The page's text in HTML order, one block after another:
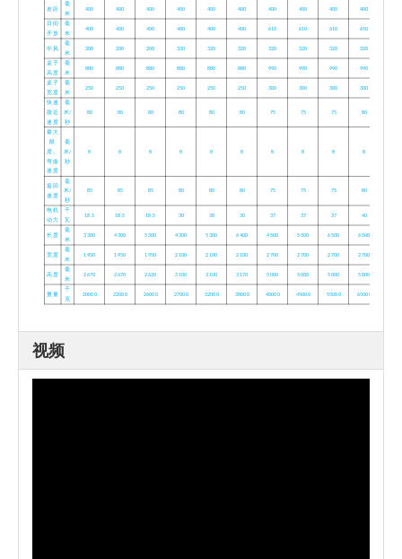
差距
毫
米
400 400 400 400 400 400 400 400 400 400
日间
开放
毫
米
400 400 400 400 400 400 610 610 610 650
中风
毫
米
200 200 200 320 320 320 320 320 320 320
桌子
高度
毫
米
880 880 880 880 880 880 990 990 990 990
桌子
宽度
毫
米
250 250 250 250 250 250 300 300 300 300
快速
接近
速度
毫
米/
秒
80 80 80 80 80 80 75 75 75 80
最大
限
度。
弯曲
速度
毫
米/
秒
8 8 8 8 8 8 8 8 8 8
返回
速度
毫
米/
秒
85 85 85 80 80 80 75 75 75 80
电机
动力
千
瓦
18.5 18.5 18.5 30 30 30 37 37 37 40
长度
毫
米
3300 4300 5300 4300 5300 6400 4500 5500 6500 6500
宽度
毫
米
1950 1950 1950 2100 2100 2100 2700 2700 2700 2700
高度
毫
米
2670 2670 2620 3100 3100 3170 5000 5000 5000 5000
重量
千
克
20000 22000 26000 27000 32000 38000 40000 45000 55000 65000
视频